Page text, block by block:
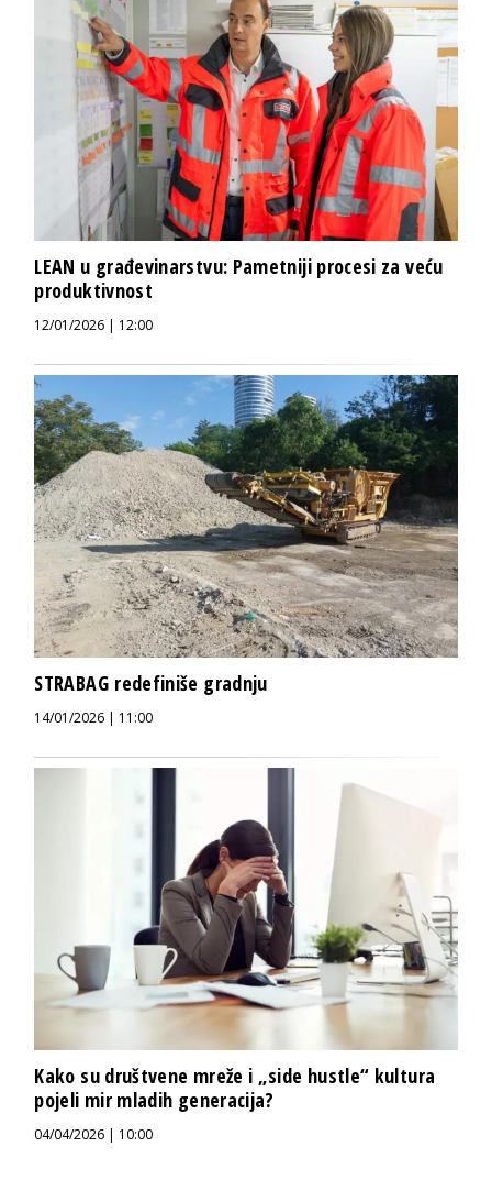
LEAN u građevinarstvu: Pametniji procesi za veću
produktivnost
12/01/2026 | 12:00
STRABAG redefiniše gradnju
14/01/2026 | 11:00
Kako su društvene mreže i „side hustle“ kultura
pojeli mir mladih generacija?
04/04/2026 | 10:00